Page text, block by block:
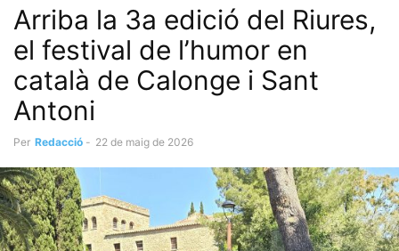
Oci, fires i festes Recomanacions
Arriba la 3a edició del Riures,
el festival de l’humor en
català de Calonge i Sant
Antoni
Per Redacció - 22 de maig de 2026